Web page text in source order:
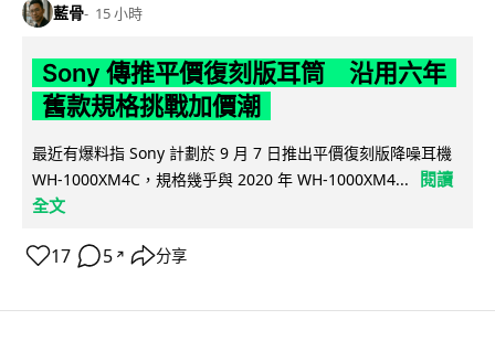
藍骨 15 小時
Sony 傳推平價復刻版耳筒 沿用六年
舊款規格挑戰加價潮
最近有爆料指 Sony 計劃於 9 月 7 日推出平價復刻版降噪耳機
WH-1000XM4C，規格幾乎與 2020 年 WH-1000XM4...
閱讀
全文
17 5 ↗ 分享